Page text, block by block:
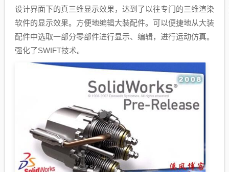
设计界面下的真三维显示效果，达到了以往专门的三维渲染
软件的显示效果。方便地编辑大装配件。可以便捷地从大装
配件中选取一部分零部件进行显示、编辑，进行运动仿真。
强化了SWIFT技术。